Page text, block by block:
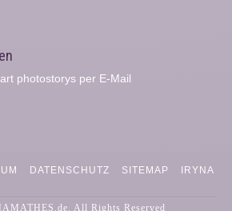
photostorys per E-Mail
DATENSCHUTZ SITEMAP
IRYNA
All Rights Reserved